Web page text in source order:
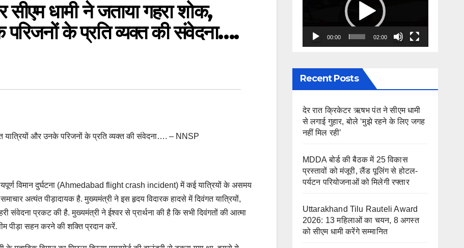
सीएम धामी ने जताया गहरा शोक,
परिजनों के प्रति व्यक्त की संवेदना….
विमान दुर्घटना (Ahmedabad flight crash incident) में कई यात्रियों के असमय
अत्यंत पीड़ादायक है. मुख्यमंत्री ने इस हृदय विदारक हादसे में दिवंगत यात्रियों,
संवेदना प्रकट की है. मुख्यमंत्री ने ईश्वर से प्रार्थना की है कि सभी दिवंगतों की आत्मा
पीड़ा सहन करने की शक्ति प्रदान करें.
00:00 02:00
Recent Posts
देर रात क्रिकेटर ऋषभ पंत ने सीएम धामी
से लगाई गुहार, बोले ‘मुझे रहने के लिए जगह
नहीं मिल रही’
MDDA बोर्ड की बैठक में 25 विकास
प्रस्तावों को मंजूरी, लैंड पूलिंग से होटल-
पर्यटन परियोजनाओं को मिलेगी रफ्तार
Uttarakhand Tilu Rauteli Award
2026: 13 महिलाओं का चयन, 8 अगस्त
को सीएम धामी करेंगे सम्मानित